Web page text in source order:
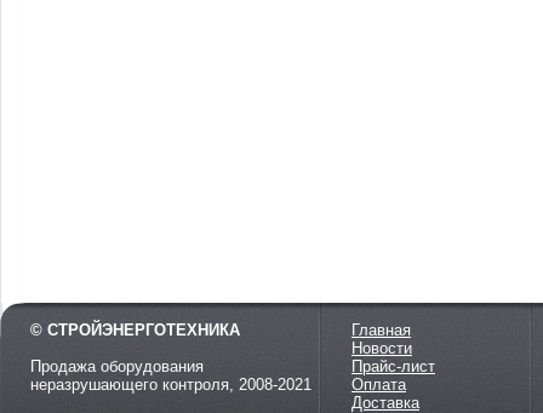
© СТРОЙЭНЕРГОТЕХНИКА
Продажа оборудования
неразрушающего контроля, 2008-2021
Главная
Новости
Прайс-лист
Оплата
Доставка